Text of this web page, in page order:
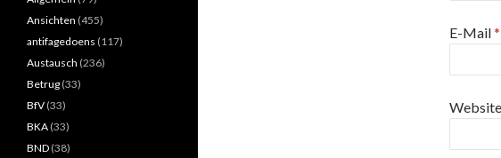
E-Mail*
Website
Ansichten (455)
antifagedoens (117)
Austausch (236)
Betrug (33)
BfV (33)
BKA (33)
BND (38)